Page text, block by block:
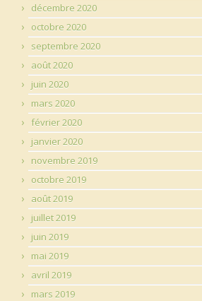
décembre 2020
octobre 2020
septembre 2020
août 2020
juin 2020
mars 2020
février 2020
janvier 2020
novembre 2019
octobre 2019
août 2019
juillet 2019
juin 2019
mai 2019
avril 2019
mars 2019